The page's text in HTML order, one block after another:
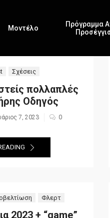
Μοντέλο
Πρόγραμμα
Σχέσεις
πολλαπλές
Οδηγός
7, 2023 0
Φλερτ
2023 + “game”